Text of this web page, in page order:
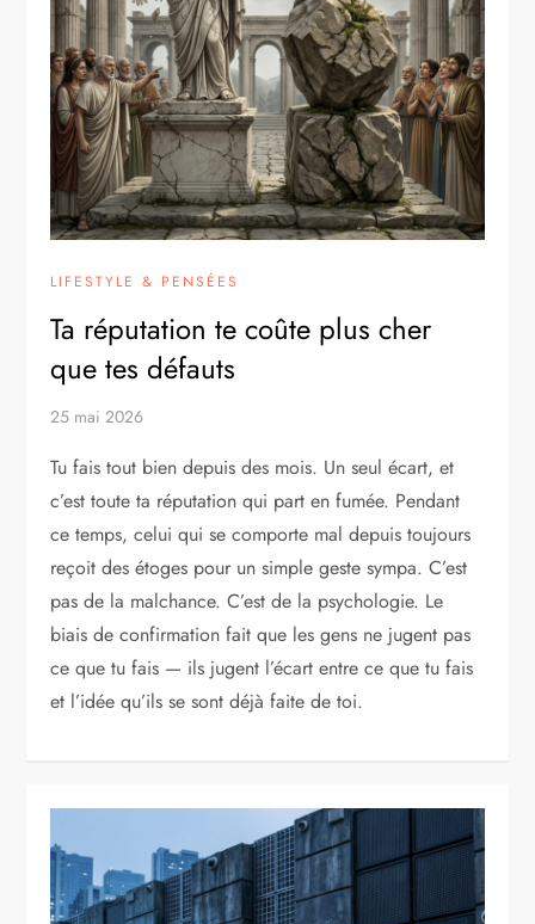
LIFESTYLE & PENSÉES
Ta réputation te coûte plus cher
que tes défauts
25 mai 2026
Tu fais tout bien depuis des mois. Un seul écart, et
c’est toute ta réputation qui part en fumée. Pendant
ce temps, celui qui se comporte mal depuis toujours
reçoit des étoges pour un simple geste sympa. C’est
pas de la malchance. C’est de la psychologie. Le
biais de confirmation fait que les gens ne jugent pas
ce que tu fais — ils jugent l’écart entre ce que tu fais
et l’idée qu’ils se sont déjà faite de toi.